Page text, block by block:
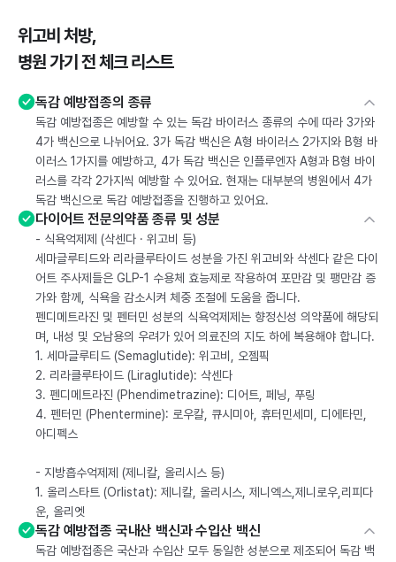
위고비 처방,
병원 가기 전 체크 리스트
독감 예방접종의 종류
독감 예방접종은 예방할 수 있는 독감 바이러스 종류의 수에 따라 3가와
4가 백신으로 나뉘어요. 3가 독감 백신은 A형 바이러스 2가지와 B형 바
이러스 1가지를 예방하고, 4가 독감 백신은 인플루엔자 A형과 B형 바이
러스를 각각 2가지씩 예방할 수 있어요. 현재는 대부분의 병원에서 4가
독감 백신으로 독감 예방접종을 진행하고 있어요.
다이어트 전문의약품 종류 및 성분
- 식욕억제제 (삭센다 · 위고비 등)
세마글루티드와 리라클루타이드 성분을 가진 위고비와 삭센다 같은 다이
어트 주사제들은 GLP-1 수용체 효능제로 작용하여 포만감 및 팽만감 증
가와 함께, 식욕을 감소시켜 체중 조절에 도움을 줍니다.
펜디메트라진 및 펜터민 성분의 식욕억제제는 향정신성 의약품에 해당되
며, 내성 및 오남용의 우려가 있어 의료진의 지도 하에 복용해야 합니다.
1. 세마글루티드 (Semaglutide): 위고비, 오젬픽
2. 리라클루타이드 (Liraglutide): 삭센다
3. 펜디메트라진 (Phendimetrazine): 디어트, 페닝, 푸링
4. 펜터민 (Phentermine): 로우칼, 큐시미아, 휴터민세미, 디에타민,
아디펙스
- 지방흡수억제제 (제니칼, 올리시스 등)
1. 올리스타트 (Orlistat): 제니칼, 올리시스, 제니엑스,제니로우,리피다
운, 올리엣
독감 예방접종 국내산 백신과 수입산 백신
독감 예방접종은 국산과 수입산 모두 동일한 성분으로 제조되어 독감 백